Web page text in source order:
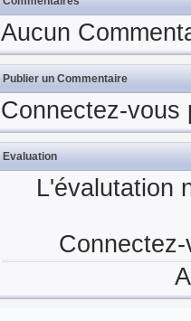
Aucun
Publier un Commentaire
Connectez-vous
Evaluation
L'évalutation